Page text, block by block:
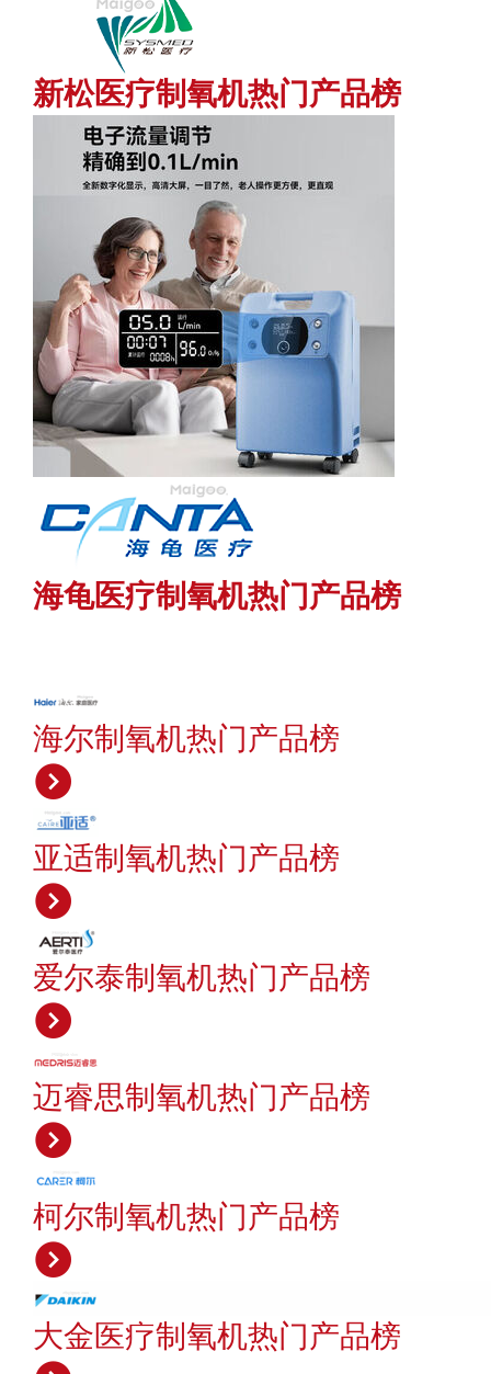
新松医疗制氧机热门产品榜
海龟医疗制氧机热门产品榜
海尔制氧机热门产品榜
亚适制氧机热门产品榜
爱尔泰制氧机热门产品榜
迈睿思制氧机热门产品榜
柯尔制氧机热门产品榜
大金医疗制氧机热门产品榜